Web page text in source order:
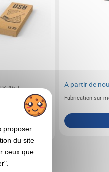
3,46 € A partir de
Fabrication sur-
proposer
du site
ceux que